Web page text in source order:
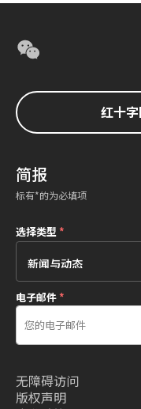
红十
简报
标有*的为必填项
选择类型*
电子邮件*
无障碍访问
版权声明